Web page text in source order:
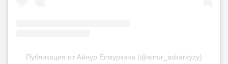
Публикация от Айнур Есмурзина (@ainur_askarkyzy)